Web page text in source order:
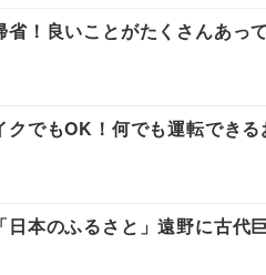
省！良いことがたくさんあっ
クでもOK！何でも運転でき
本のふるさと」遠野に古代